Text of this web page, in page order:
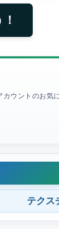
ウントのお気
テクス